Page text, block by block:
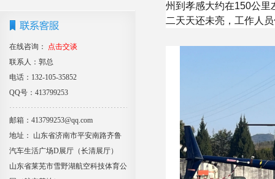
在线咨询：
点击交谈
联系人：郭总
电话：132-105-35852
QQ号：413799253
邮箱：413799253@qq.com
地址： 山东省济南市平安南路齐鲁
汽车生活广场D展厅（长清展厅）
山东省莱芜市雪野湖航空科技体育公
州到孝感大约在150公里
二天天还未亮，工作人